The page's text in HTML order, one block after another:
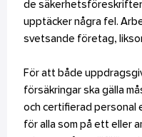
de säkerhetsföreskrifter
upptäcker några fel.
svetsande företag,
För att både
försäkringar ska gälla
och certifierad personal
för alla som på ett eller